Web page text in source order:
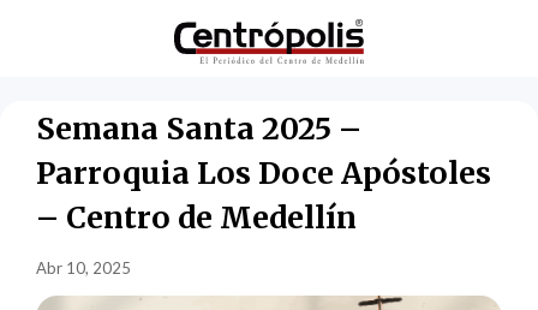
Semana Santa 2025 –
Parroquia Los Doce Apóstoles
– Centro de Medellín
Abr 10, 2025